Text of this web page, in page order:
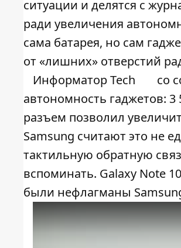
ситуации и делятся с
ради увеличения
сама батарея, но сам
от «лишних» отверстий
Информатор Tech
со
автономность гаджетов:
разъем позволил
Samsung считают это не
тактильную обратную
вспоминать. Galaxy Note
были нефлагманы